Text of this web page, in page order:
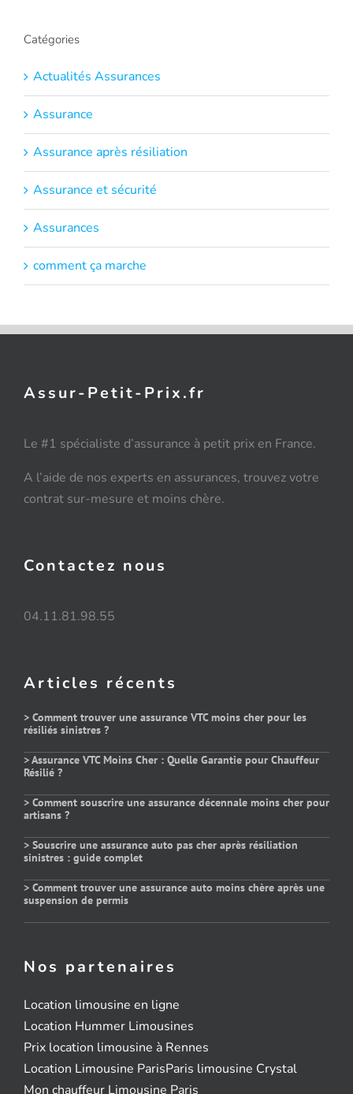
Catégories
Actualités Assurances
Assurance
Assurance après résiliation
Assurance et sécurité
Assurances
comment ça marche
Assur-Petit-Prix.fr
Le #1 spécialiste d’assurance à petit prix en France.
A l’aide de nos experts en assurances, trouvez votre
contrat sur-mesure et moins chère.
Articles récents
> Comment trouver une assurance VTC moins cher pour les
résiliés sinistres ?
> Assurance VTC Moins Cher : Quelle Garantie pour Chauffeur
Résilié ?
> Comment souscrire une assurance décennale moins cher pour
artisans ?
> Souscrire une assurance auto pas cher après résiliation
sinistres : guide complet
> Comment trouver une assurance auto moins chère après une
suspension de permis
Contactez nous
04.11.81.98.55
Nos partenaires
Location limousine en ligne
Location Hummer Limousines
Prix location limousine à Rennes
Location Limousine ParisParis limousine Crystal
Mon chauffeur Limousine Paris